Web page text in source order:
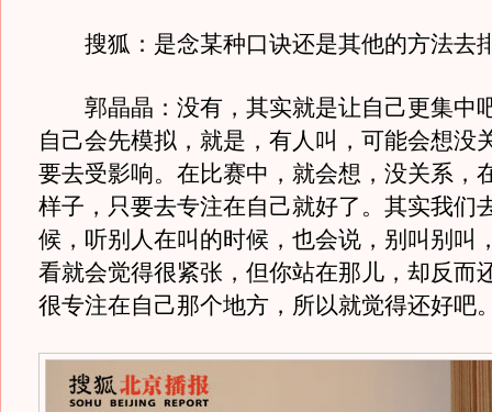
搜狐：是念某种口诀还是其他的方法去
郭晶晶：没有，其实就是让自己更集中
自己会先模拟，就是，有人叫，可能会想没
要去受影响。在比赛中，就会想，没关系，
样子，只要去专注在自己就好了。其实我们
候，听别人在叫的时候，也会说，别叫别叫
看就会觉得很紧张，但你站在那儿，却反而
很专注在自己那个地方，所以就觉得还好吧